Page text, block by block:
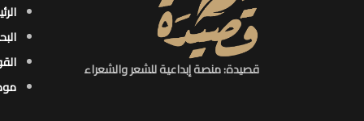
قصيدة: منصة إبداعية للشعر والشعراء